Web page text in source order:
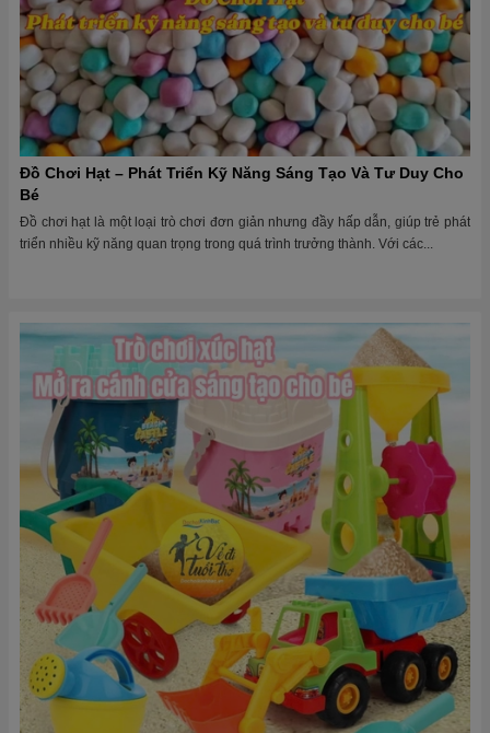
Đồ Chơi Hạt – Phát Triển Kỹ Năng Sáng Tạo Và Tư Duy Cho
Bé
Đồ chơi hạt là một loại trò chơi đơn giản nhưng đầy hấp dẫn, giúp trẻ phát
triển nhiều kỹ năng quan trọng trong quá trình trưởng thành. Với các...